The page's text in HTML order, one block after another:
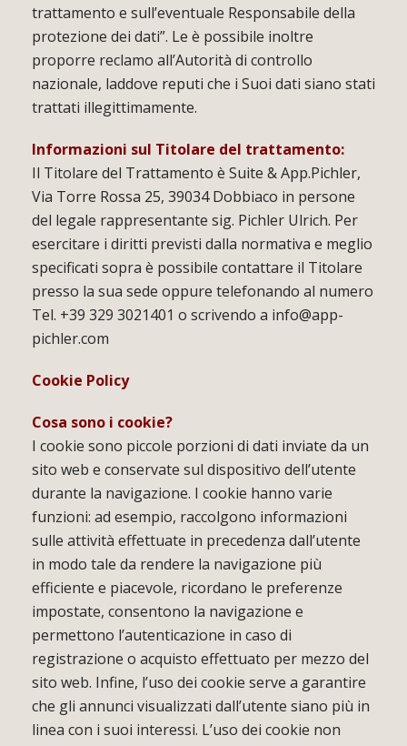
trattamento e sull’eventuale Responsabile della
protezione dei dati”. Le è possibile inoltre
proporre reclamo all’Autorità di controllo
nazionale, laddove reputi che i Suoi dati siano stati
trattati illegittimamente.
Informazioni sul Titolare del trattamento:
Il Titolare del Trattamento è Suite & App.Pichler,
Via Torre Rossa 25, 39034 Dobbiaco in persone
del legale rappresentante sig. Pichler Ulrich. Per
esercitare i diritti previsti dalla normativa e meglio
specificati sopra è possibile contattare il Titolare
presso la sua sede oppure telefonando al numero
Tel. +39 329 3021401 o scrivendo a info@app-
pichler.com
Cookie Policy
Cosa sono i cookie?
I cookie sono piccole porzioni di dati inviate da un
sito web e conservate sul dispositivo dell’utente
durante la navigazione. I cookie hanno varie
funzioni: ad esempio, raccolgono informazioni
sulle attività effettuate in precedenza dall’utente
in modo tale da rendere la navigazione più
efficiente e piacevole, ricordano le preferenze
impostate, consentono la navigazione e
permettono l’autenticazione in caso di
registrazione o acquisto effettuato per mezzo del
sito web. Infine, l’uso dei cookie serve a garantire
che gli annunci visualizzati dall’utente siano più in
linea con i suoi interessi. L’uso dei cookie non